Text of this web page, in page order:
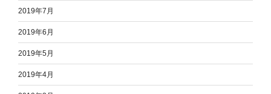
2019年7月
2019年6月
2019年5月
2019年4月